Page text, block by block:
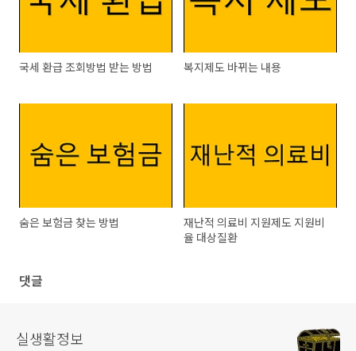
국세 환급 조회방법 받는 방법 복지제도 바뀌는 내용
숨은 보험금 찾는 방법
재난적 의료비 지원제도 지원비
율 대상질환
댓글
실생활정보